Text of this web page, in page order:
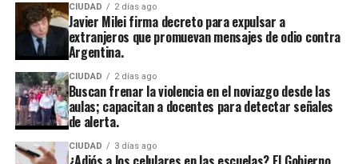
CIUDAD 2 días ago
Javier Milei firma decreto para expulsar a
extranjeros que promuevan mensajes de odio contra
Argentina.
CIUDAD 2 días ago
Buscan frenar la violencia en el noviazgo desde las
aulas; capacitan a docentes para detectar señales
de alerta.
CIUDAD 3 días ago